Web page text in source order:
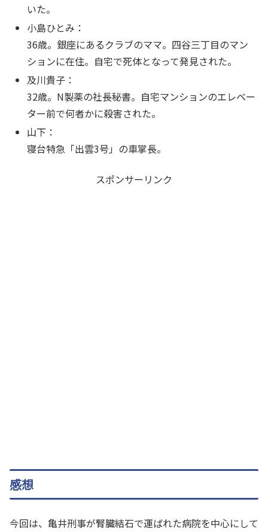
いた。
小島ひとみ：
36歳。銀座にあるクラブのママ。四谷三丁目のマン
ションに在住。自宅で死体となって発見された。
及川貴子：
32歳。N製薬の社長秘書。自宅マンションのエレベー
ター前で何者かに殺害された。
山下：
寝台特急「出雲3号」の車掌長。
スポンサーリンク
感想
今回は、亀井刑事が腎臓結石で運ばれた病院を中心にして